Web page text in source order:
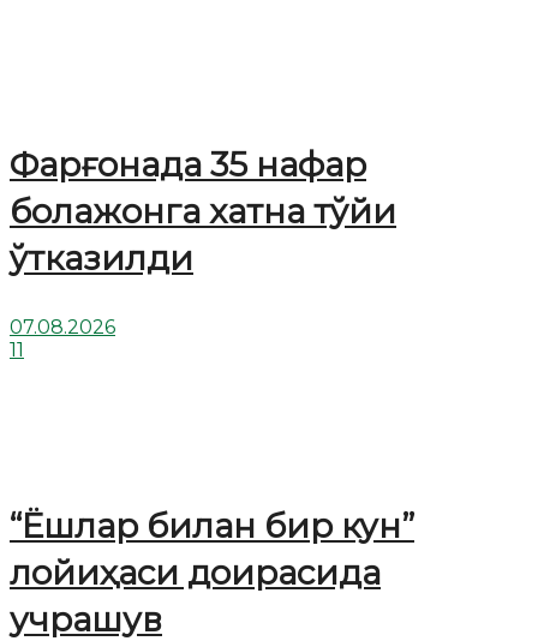
Фарғонада 35 нафар
болажонга хатна тўйи
ўтказилди
07.08.2026
11
“Ёшлар билан бир кун”
лойиҳаси доирасида
учрашув